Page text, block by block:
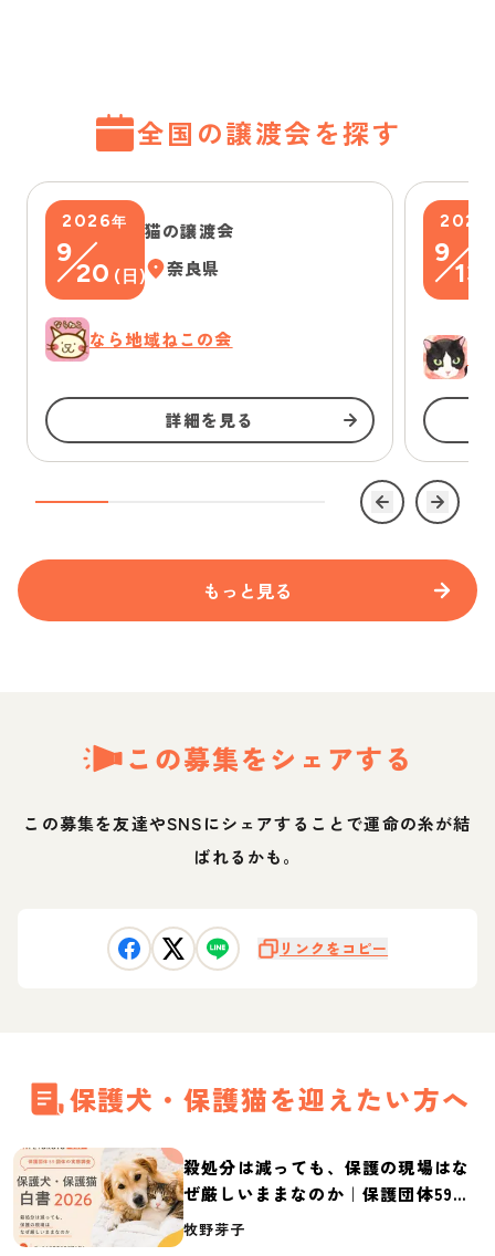
全国の譲渡会を探す
2026年
9
20 ( 日)
猫の譲渡会
奈良県
なら地域ねこの会
詳細を見る
2026
9
13
ゆ
もっと見る
この募集をシェアする
この募集を友達やSNSにシェアすることで運命の糸が結
ばれるかも。
リンクをコピー
保護犬・保護猫を迎えたい方へ
殺処分は減っても、保護の現場はな
ぜ厳しいままなのか｜保護団体59団
体の実態調査【保護犬・保護猫白書
牧野芽子